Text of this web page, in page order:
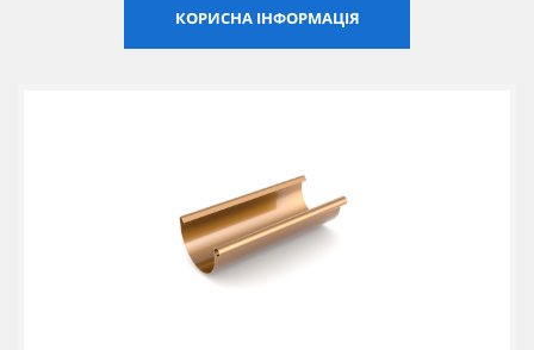
КОРИСНА ІНФОРМАЦІЯ